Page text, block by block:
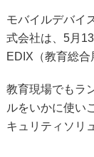
モバイルデバイ
式会社は、5月
EDIX（教育総合
教育現場でもラ
ルをいかに使い
キュリティソリ